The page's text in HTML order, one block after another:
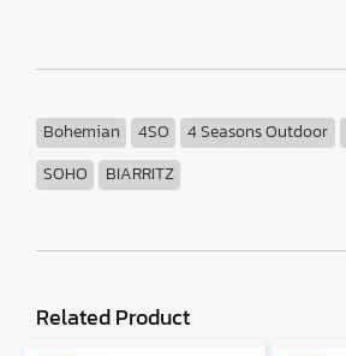
Bohemian 4SO 4 Seasons Outdoor
SOHO
BIARRITZ
Related Product